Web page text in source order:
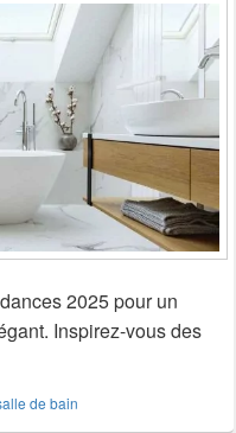
2025 pour un
Inspirez-vous des
de bain